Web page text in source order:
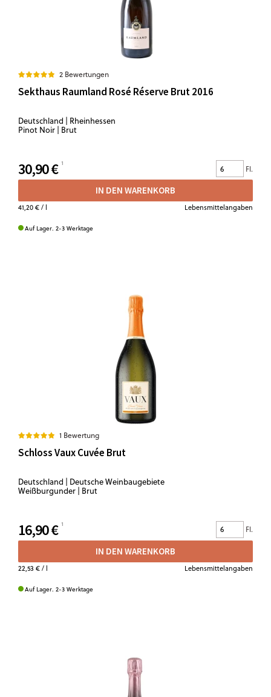
2 Bewertungen
Sekthaus Raumland Rosé Réserve Brut 2016
Deutschland | Rheinhessen
Pinot Noir | Brut
30,90 € Fl.
IN DEN WARENKORB
41,20 €/ l Lebensmittelangaben
Auf Lager. 2-3 Werktage
1 Bewertung
Schloss Vaux Cuvée Brut
Deutschland | Deutsche Weinbaugebiete
Weißburgunder | Brut
16,90 € Fl.
IN DEN WARENKORB
22,53 €/ l Lebensmittelangaben
Auf Lager. 2-3 Werktage